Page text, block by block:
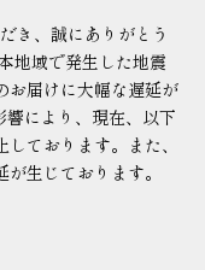
き、誠にありがとう
地域で発生した地震
お届けに大幅な遅延が
により、現在、以下
ております。また、
生じております。